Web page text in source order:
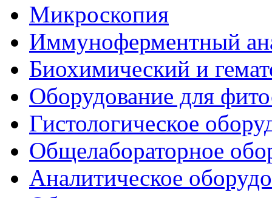
Микроскопия
Иммуноферментный
Биохимический и
Оборудование для
Гистологическое
Общелабораторное
Аналитическое